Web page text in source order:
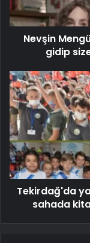
Nevşin
gidip
Tekirdağ'da
sahada